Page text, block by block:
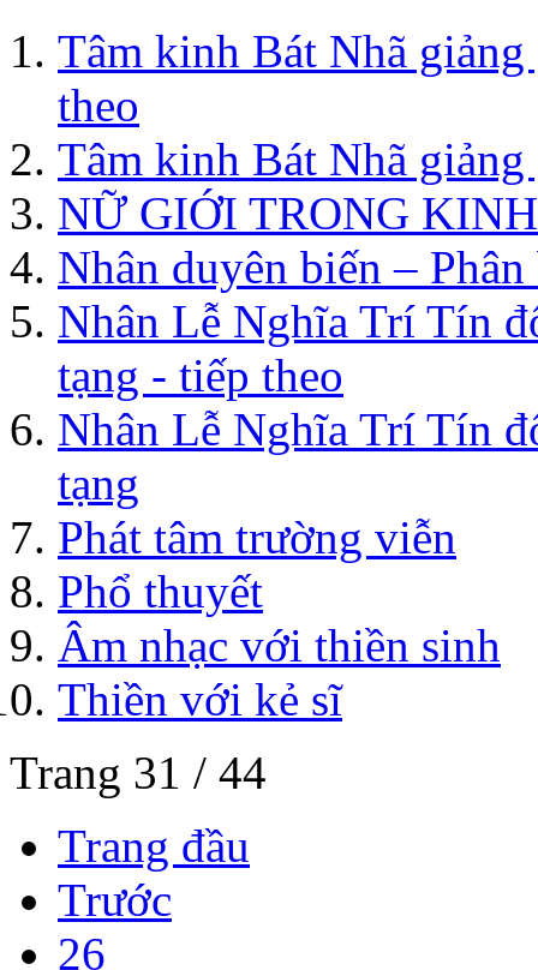
Tâm kinh Bát Nhã
theo
Tâm kinh Bát Nhã
NỮ GIỚI TRONG
Nhân duyên biến –
Nhân Lễ Nghĩa Trí Tín
tạng - tiếp theo
Nhân Lễ Nghĩa Trí Tín
tạng
Phát tâm trường viễn
Phổ thuyết
Âm nhạc với thiền sinh
Thiền với kẻ sĩ
Trang 31 / 44
Trang đầu
Trước
26